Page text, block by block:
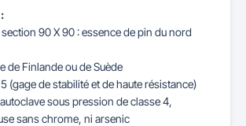
section 90 X 90 : essence de pin du nord
de Finlande ou de Suède
(gage de stabilité et de haute résistance)
sous pression de classe 4,
sans chrome, ni arsenic